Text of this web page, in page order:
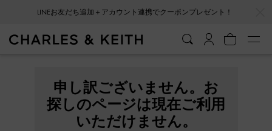
LINEお友だち追加＋アカウント連携でクーポンプレゼント！
申し訳ございません。お
探しのページは現在ご利用
いただけません。